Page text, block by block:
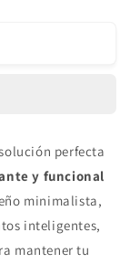
perfecta
y funcional
minimalista,
inteligentes,
mantener tu